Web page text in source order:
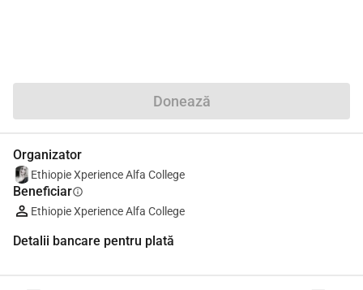
Donează
Organizator
Ethiopie Xperience Alfa College
Beneficiarinfo
Ethiopie Xperience Alfa College
Detalii bancare pentru plată